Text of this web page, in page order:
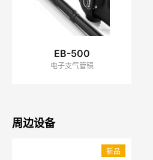
EB-500
电子支气管镜
周边设备
新品